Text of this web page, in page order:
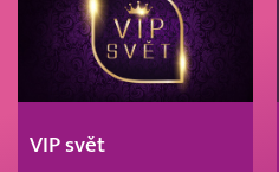
VIP svět